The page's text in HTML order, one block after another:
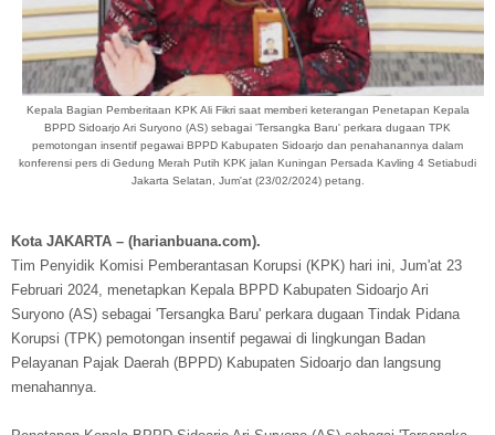
Kepala Bagian Pemberitaan KPK Ali Fikri saat memberi keterangan Penetapan Kepala
BPPD Sidoarjo Ari Suryono (AS) sebagai 'Tersangka Baru' perkara dugaan TPK
pemotongan insentif pegawai BPPD Kabupaten Sidoarjo dan penahanannya dalam
konferensi pers di Gedung Merah Putih KPK jalan Kuningan Persada Kavling 4 Setiabudi
Jakarta Selatan, Jum'at (23/02/2024) petang.
Kota JAKARTA – (harianbuana.com).
Tim Penyidik Komisi Pemberantasan Korupsi (KPK) hari ini, Jum'at 23
Februari 2024, menetapkan Kepala BPPD Kabupaten Sidoarjo Ari
Suryono (AS) sebagai 'Tersangka Baru' perkara dugaan Tindak Pidana
Korupsi (TPK) pemotongan insentif pegawai di lingkungan Badan
Pelayanan Pajak Daerah (BPPD) Kabupaten Sidoarjo dan langsung
menahannya.